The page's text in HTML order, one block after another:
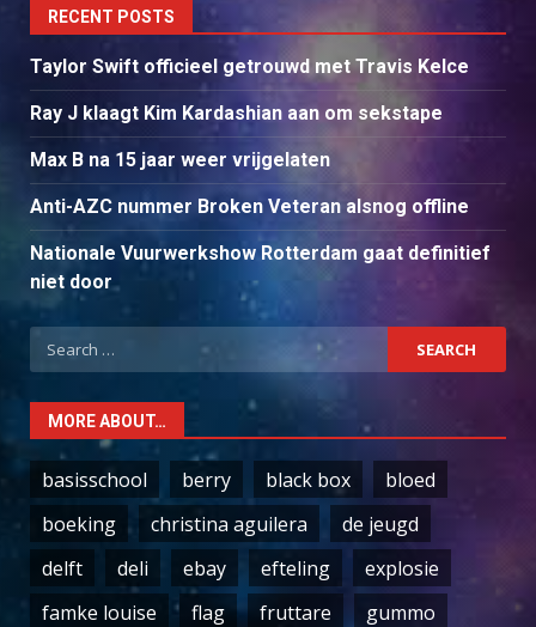
RECENT POSTS
Taylor Swift officieel getrouwd met Travis Kelce
Ray J klaagt Kim Kardashian aan om sekstape
Max B na 15 jaar weer vrijgelaten
Anti-AZC nummer Broken Veteran alsnog offline
Nationale Vuurwerkshow Rotterdam gaat definitief
niet door
Search
for:
MORE ABOUT…
basisschool berry black box
bloed
boeking
christina aguilera
de jeugd
delft
deli ebay efteling
explosie
famke louise
flag fruttare
gummo